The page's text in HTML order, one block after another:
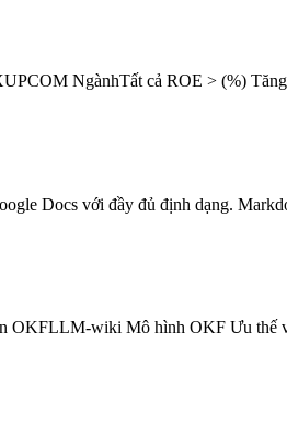
NgànhTất cả ROE > (%)
Docs với đầy đủ định dạng.
wiki Mô hình OKF Ưu thế